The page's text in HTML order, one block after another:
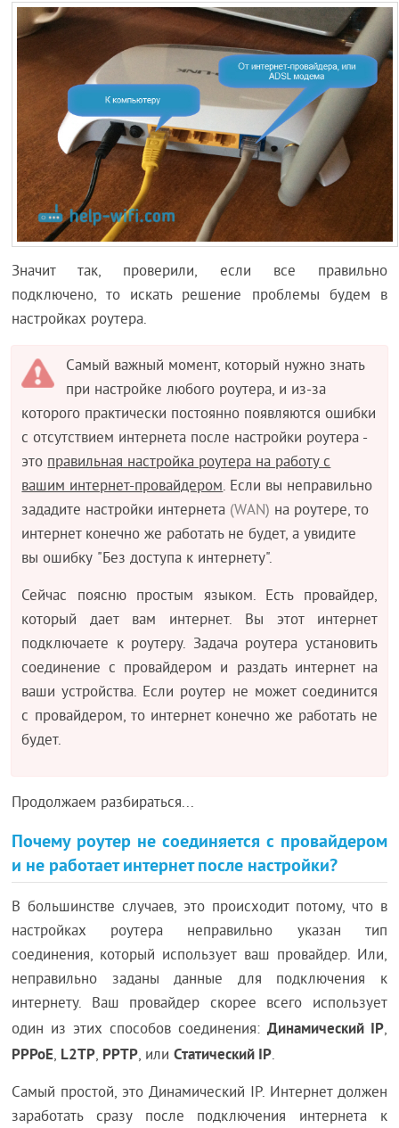
Значит так, проверили, если все правильно
подключено, то искать решение проблемы будем в
настройках роутера.
Самый важный момент, который нужно знать
при настройке любого роутера, и из-за
которого практически постоянно появляются ошибки
с отсутствием интернета после настройки роутера -
этоправильная настройка роутера на работу с
вашим интернет-провайдером. Если вы неправильно
зададите настройки интернета (WAN) на роутере, то
интернет конечно же работать не будет, а увидите
вы ошибку "Без доступа к интернету".
Сейчас поясню простым языком. Есть провайдер,
который дает вам интернет. Вы этот интернет
подключаете к роутеру. Задача роутера установить
соединение с провайдером и раздать интернет на
ваши устройства. Если роутер не может соединится
с провайдером, то интернет конечно же работать не
будет.
Продолжаем разбираться...
Почему роутер не соединяется с провайдером
и не работает интернет после настройки?
В большинстве случаев, это происходит потому, что в
настройках роутера неправильно указан тип
соединения, который использует ваш провайдер. Или,
неправильно заданы данные для подключения к
интернету. Ваш провайдер скорее всего использует
один из этих способов соединения: Динамический IP,
PPPoE, L2TP, PPTP, илиСтатический IP.
Самый простой, это Динамический IP. Интернет должен
заработать сразу после подключения интернета к